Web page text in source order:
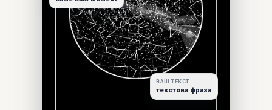
ВАШ ТЕКСТ
текстова фраза